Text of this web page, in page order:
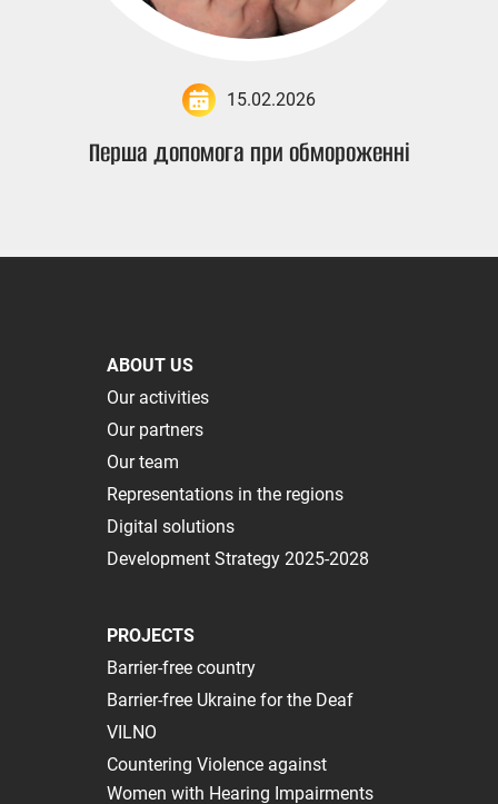
15.02.2026
Перша допомога при обмороженні
ABOUT US
Our activities
Our partners
Our team
Representations in the regions
Digital solutions
Development Strategy 2025-2028
PROJECTS
Barrier-free country
Barrier-free Ukraine for the Deaf
VILNO
Сountering Violence against
Women with Hearing Impairments